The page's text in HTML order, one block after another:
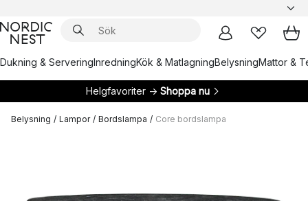
Dukning & ServeringInredningKök & MatlagningBelysningMattor &
Helgfavoriter → Shoppa nu
Belysning / Lampor / Bordslampa / Core bordslampa